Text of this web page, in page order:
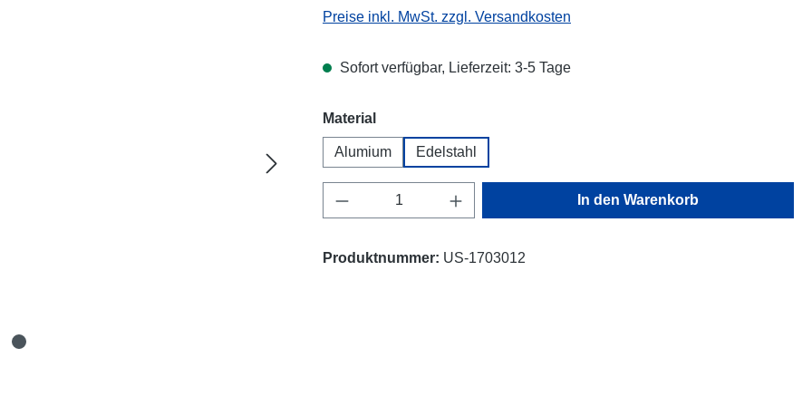
Preise inkl. MwSt. zzgl. Versandkosten
Sofort verfügbar, Lieferzeit: 3-5 Tage
Materialauswählen
Alumium Edelstahl
Produkt Anzahl: Gib den gewünschten Wert ein
In den Warenkorb
Produktnummer: US-1703012